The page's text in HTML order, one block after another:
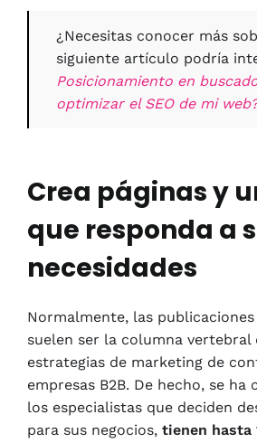
¿Necesitas conocer más
siguiente artículo podría
Posicionamiento en
optimizar el SEO de mi
Crea páginas y
que responda a
necesidades
Normalmente, las
suelen ser la columna vertebral
estrategias de marketing de
empresas B2B. De hecho, se ha
los especialistas que deciden
para sus negocios, tienen hasta